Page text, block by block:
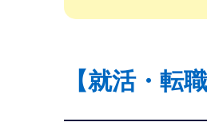
【就活・転